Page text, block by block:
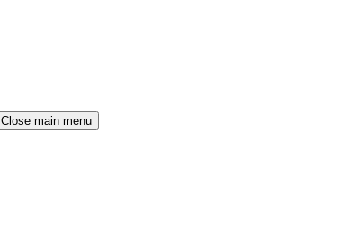
Close main menu